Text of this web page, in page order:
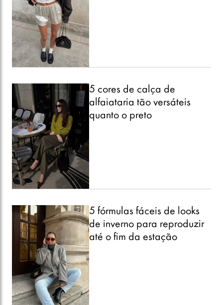
5 cores de calça de
alfaiataria tão versáteis
quanto o preto
5 fórmulas fáceis de looks
de inverno para reproduzir
até o fim da estação